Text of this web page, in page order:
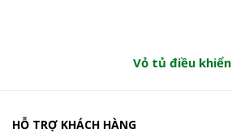
Vỏ tủ điều khiển
HỖ TRỢ KHÁCH HÀNG